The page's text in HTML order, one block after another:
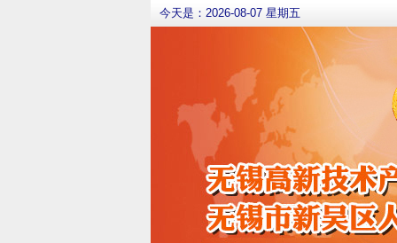
今天是： 2026-08-07 星期五